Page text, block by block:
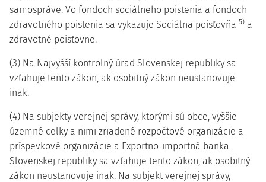
samospráve. Vo fondoch sociálneho poistenia a fondoch
zdravotného poistenia sa vykazuje Sociálna poisťovňa 5) a
zdravotné poisťovne.
(3) Na Najvyšší kontrolný úrad Slovenskej republiky sa
vzťahuje tento zákon, ak osobitný zákon neustanovuje
inak.
(4) Na subjekty verejnej správy, ktorými sú obce, vyššie
územné celky a nimi zriadené rozpočtové organizácie a
príspevkové organizácie a Exportno-importná banka
Slovenskej republiky sa vzťahuje tento zákon, ak osobitný
zákon neustanovuje inak. Na subjekt verejnej správy,